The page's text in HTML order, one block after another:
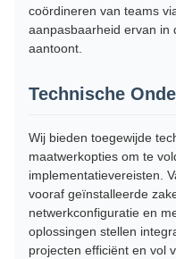
coördineren van teams
aanpasbaarheid ervan in
aantoont.
Technische
Wij bieden toegewijde
maatwerkopties om te
implementatievereisten.
vooraf geïnstalleerde
netwerkconfiguratie en
oplossingen stellen
projecten efficiënt en vol